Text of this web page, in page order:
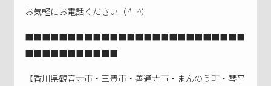
お気軽にお電話ください（^_^）
■■■■■■■■■■■■■■■■■■■■■■■■■■
■■■■■■■■■■■
【香川県観音寺市・三豊市・善通寺市・まんのう町・琴平